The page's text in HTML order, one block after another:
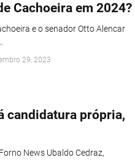
Cachoeira em 2024?
e o senador Otto Alencar
29, 2023
candidatura própria,
News Ubaldo Cedraz,